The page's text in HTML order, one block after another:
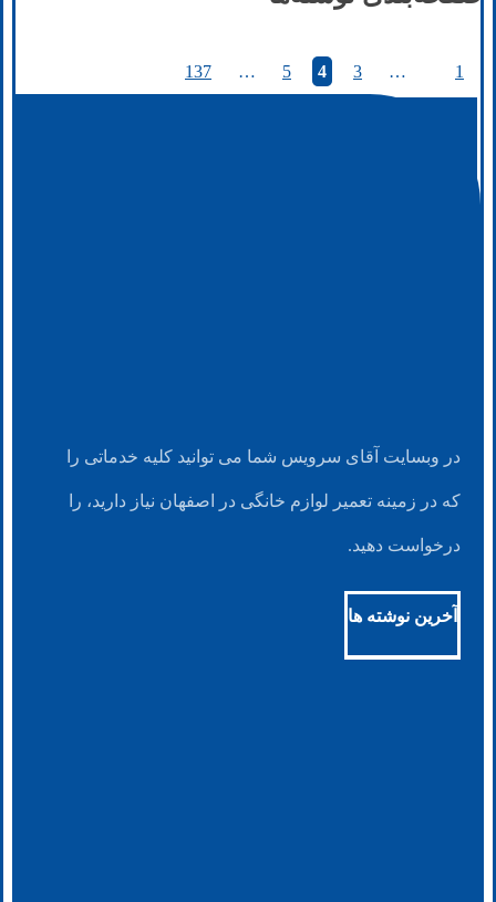
1
…
3
4
5
…
137
در وبسایت آقای سرویس شما می توانید کلیه خدماتی را
که در زمینه تعمیر لوازم خانگی در اصفهان نیاز دارید، را
درخواست دهید.
آخرین نوشته ها